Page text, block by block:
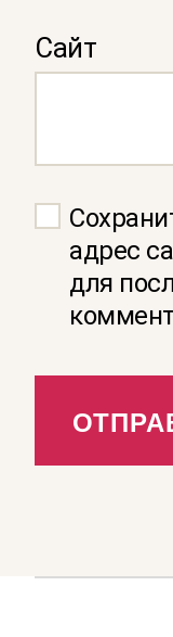
Сайт
адрес
для